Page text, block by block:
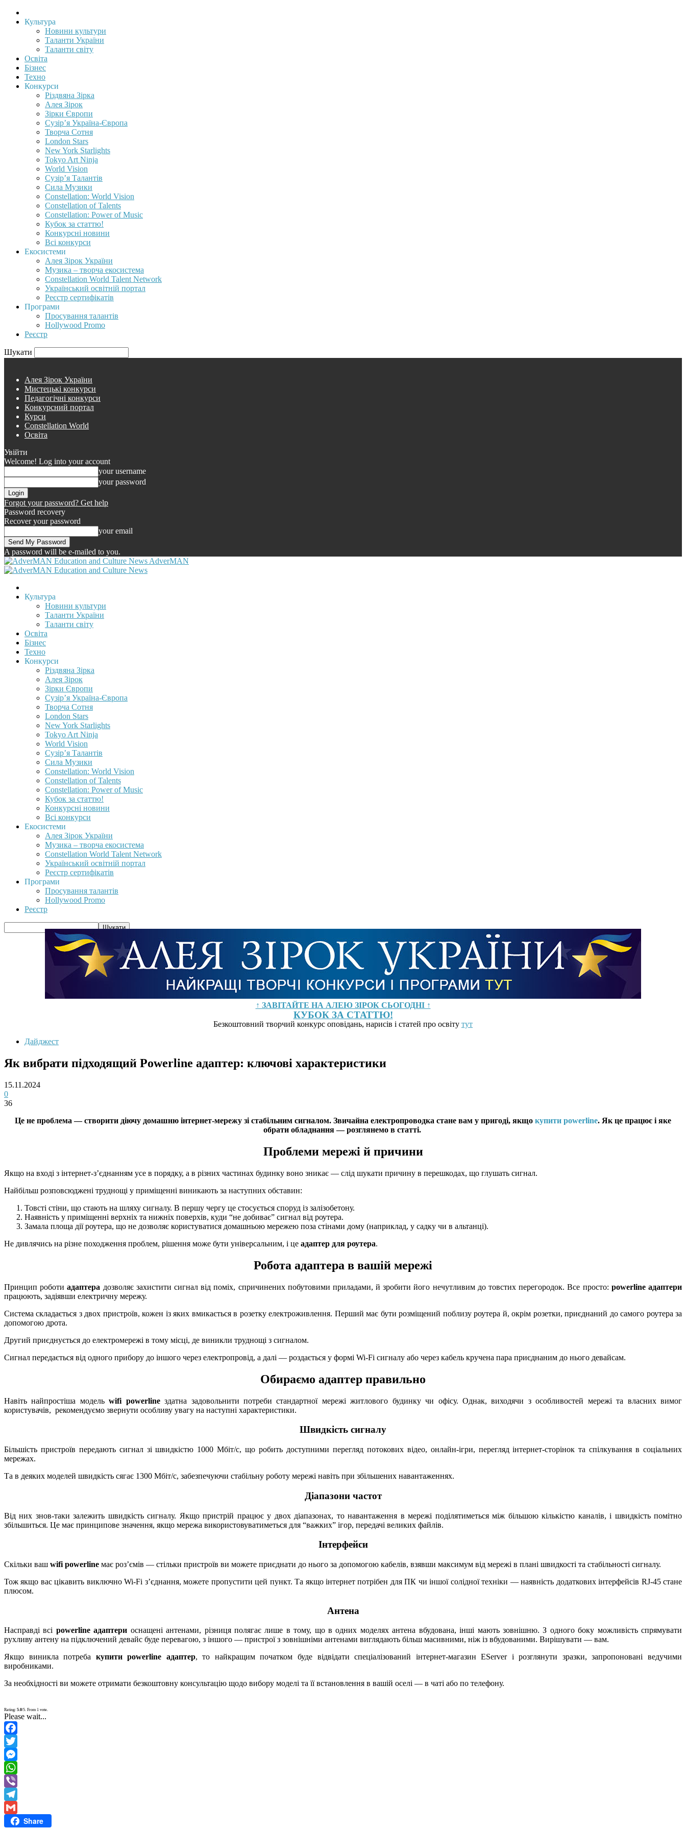
Культура
Новини культури
Таланти України
Таланти світу
Освіта
Бізнес
Техно
Конкурси
Різдвяна Зірка
Алея Зірок
Зірки Європи
Сузір’я Україна-Європа
Творча Сотня
London Stars
New York Starlights
Tokyo Art Ninja
World Vision
Сузір’я Талантів
Сила Музики
Constellation: World Vision
Constellation of Talents
Constellation: Power of Music
Кубок за статтю!
Конкурсні новини
Всі конкурси
Екосистеми
Алея Зірок України
Музика – творча екосистема
Constellation World Talent Network
Український освітній портал
Реєстр сертифікатів
Програми
Просування талантів
Hollywood Promo
Реєстр
Шукати
Алея Зірок України
Мистецькі конкурси
Педагогічні конкурси
Конкурсний портал
Курси
Constellation World
Освіта
Увійти
Welcome! Log into your account
your username
your password
Forgot your password? Get help
Password recovery
Recover your password
your email
A password will be e-mailed to you.
AdverMAN
Культура
Новини культури
Таланти України
Таланти світу
Освіта
Бізнес
Техно
Конкурси
Різдвяна Зірка
Алея Зірок
Зірки Європи
Сузір’я Україна-Європа
Творча Сотня
London Stars
New York Starlights
Tokyo Art Ninja
World Vision
Сузір’я Талантів
Сила Музики
Constellation: World Vision
Constellation of Talents
Constellation: Power of Music
Кубок за статтю!
Конкурсні новини
Всі конкурси
Екосистеми
Алея Зірок України
Музика – творча екосистема
Constellation World Talent Network
Український освітній портал
Реєстр сертифікатів
Програми
Просування талантів
Hollywood Promo
Реєстр
↑ ЗАВІТАЙТЕ НА АЛЕЮ ЗІРОК СЬОГОДНІ ↑
КУБОК ЗА СТАТТЮ!
Безкоштовний творчий конкурс оповідань, нарисів і статей про освіту тут
Дайджест
Як вибрати підходящий Powerline адаптер: ключові характеристики
15.11.2024
0
36
Це не проблема — створити діючу домашню інтернет-мережу зі стабільним сигналом. Звичайна електропроводка стане вам у пригоді, якщо купити powerline. Як це працює і яке
обрати обладнання — розглянемо в статті.
Проблеми мережі й причини
Якщо на вході з інтернет-з’єднанням усе в порядку, а в різних частинах будинку воно зникає — слід шукати причину в перешкодах, що глушать сигнал.
Найбільш розповсюджені труднощі у приміщенні виникають за наступних обставин:
Товсті стіни, що стають на шляху сигналу. В першу чергу це стосується споруд із залізобетону.
Наявність у приміщенні верхніх та нижніх поверхів, куди “не добиває” сигнал від роутера.
Замала площа дії роутера, що не дозволяє користуватися домашньою мережею поза стінами дому (наприклад, у садку чи в альтанці).
Не дивлячись на різне походження проблем, рішення може бути універсальним, і це адаптер для роутера.
Робота адаптера в вашій мережі
Принцип роботиадаптера дозволяє захистити сигнал від поміх, спричинених побутовими приладами, й зробити його нечутливим до товстих перегородок. Все просто: powerline адаптери
працюють, задіявши електричну мережу.
Система складається з двох пристроїв, кожен із яких вмикається в розетку електроживлення. Перший має бути розміщений поблизу роутера й, окрім розетки, приєднаний до самого роутера за
допомогою дрота.
Другий приєднується до електромережі в тому місці, де виникли труднощі з сигналом.
Сигнал передається від одного прибору до іншого через електропровід, а далі — роздається у формі Wi-Fi сигналу або через кабель кручена пара приєднаним до нього девайсам.
Обираємо адаптер правильно
Навіть найпростіша модельwifi powerlineздатна задовольнити потреби стандартної мережі житлового будинку чи офісу. Однак, виходячи з особливостей мережі та власних вимог
користувачів, рекомендуємо звернути особливу увагу на наступні характеристики.
Швидкість сигналу
Більшість пристроїв передають сигнал зі швидкістю 1000 Мбіт/с, що робить доступними перегляд потокових відео, онлайн-ігри, перегляд інтернет-сторінок та спілкування в соціальних
мережах.
Та в деяких моделей швидкість сягає 1300 Мбіт/с, забезпечуючи стабільну роботу мережі навіть при збільшених навантаженнях.
Діапазони частот
Від них знов-таки залежить швидкість сигналу. Якщо пристрій працює у двох діапазонах, то навантаження в мережі поділятиметься між більшою кількістю каналів, і швидкість помітно
збільшиться. Це має принципове значення, якщо мережа використовуватиметься для “важких” ігор, передачі великих файлів.
Інтерфейси
Скільки ваш wifi powerline має роз’ємів — стільки пристроїв ви можете приєднати до нього за допомогою кабелів, взявши максимум від мережі в плані швидкості та стабільності сигналу.
Тож якщо вас цікавить виключно Wi-Fi з’єднання, можете пропустити цей пункт. Та якщо інтернет потрібен для ПК чи іншої солідної техніки — наявність додаткових інтерфейсів RJ-45 стане
плюсом.
Антена
Насправді всі powerline адаптери оснащені антенами, різниця полягає лише в тому, що в одних моделях антена вбудована, інші мають зовнішню. З одного боку можливість спрямувати
рухливу антену на підключений девайс буде перевагою, з іншого — пристрої з зовнішніми антенами виглядають більш масивними, ніж із вбудованими. Вирішувати — вам.
Якщо виникла потреба купити powerline адаптер, то найкращим початком буде відвідати спеціалізований інтернет-магазин EServer і розглянути зразки, запропоновані ведучими
виробниками.
За необхідності ви можете отримати безкоштовну консультацію щодо вибору моделі та її встановлення в вашій оселі — в чаті або по телефону.
Rating: 5.0/5. From 1 vote.
Please wait...
Facebook
Twitter
Messenger
WhatsApp
Viber
Telegram
GmailShare